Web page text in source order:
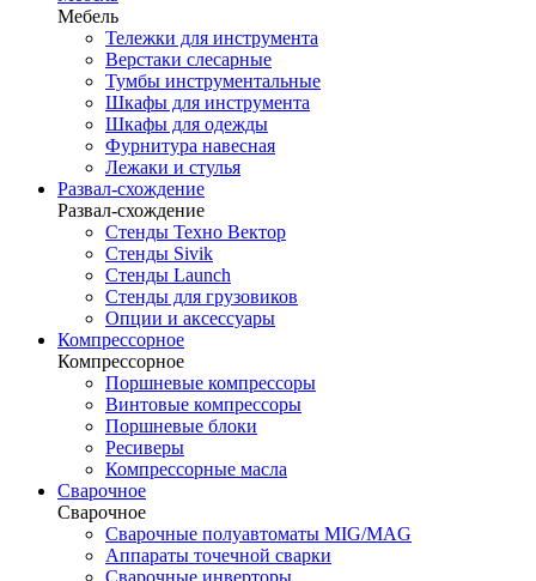
Мебель
Тележки для инструмента
Верстаки слесарные
Тумбы инструментальные
Шкафы для инструмента
Шкафы для одежды
Фурнитура навесная
Лежаки и стулья
Развал-схождение
Развал-схождение
Стенды Техно Вектор
Стенды Sivik
Стенды Launch
Стенды для грузовиков
Опции и аксессуары
Компрессорное
Компрессорное
Поршневые компрессоры
Винтовые компрессоры
Поршневые блоки
Ресиверы
Компрессорные масла
Сварочное
Сварочное
Сварочные полуавтоматы MIG/MAG
Аппараты точечной сварки
Сварочные инверторы